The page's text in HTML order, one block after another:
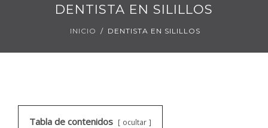
CONTACTO
DENTISTA EN SILILLOS
INICIO DENTISTA EN SILILLOS
Tabla de contenidos ocultar